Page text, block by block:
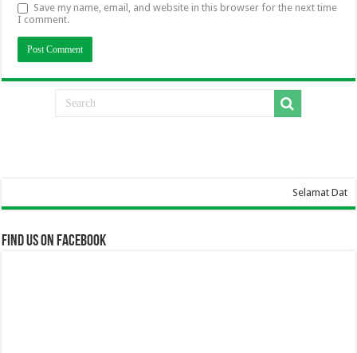
Save my name, email, and website in this browser for the next time
I comment.
Selamat Datang Di Website
Find us on Facebook